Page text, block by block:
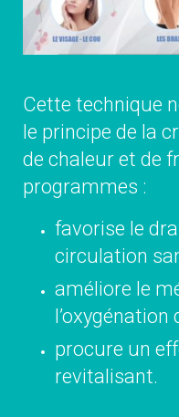
Cette technique
le principe de la
de chaleur et de
programmes :
favorise le
circulation
améliore le
l’oxygénation
procure un
revitalisant.